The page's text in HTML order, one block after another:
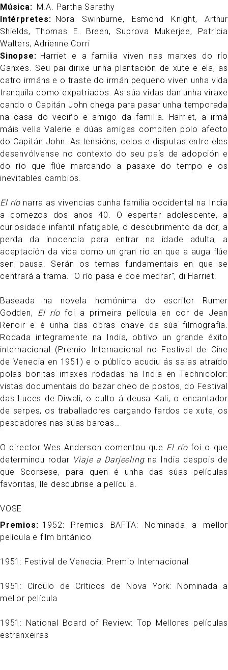
Música
M.A. Partha Sarathy
Intérpretes
Nora Swinburne, Esmond Knight, Arthur
Shields, Thomas E. Breen, Suprova Mukerjee, Patricia
Walters, Adrienne Corri
Sinopse
Harriet e a familia viven nas marxes do río
Ganxes. Seu pai dirixe unha plantación de xute e ela, as
catro irmáns e o traste do irmán pequeno viven unha vida
tranquila como expatriados. As súa vidas dan unha viraxe
cando o Capitán John chega para pasar unha temporada
na casa do veciño e amigo da familia. Harriet, a irmá
máis vella Valerie e dúas amigas compiten polo afecto
do Capitán John. As tensións, celos e disputas entre eles
desenvólvense no contexto do seu país de adopción e
do río que flúe marcando a pasaxe do tempo e os
inevitables cambios.
El río narra as vivencias dunha familia occidental na India
a comezos dos anos 40. O espertar adolescente, a
curiosidade infantil infatigable, o descubrimento da dor, a
perda da inocencia para entrar na idade adulta, a
aceptación da vida como un gran río en que a auga flúe
sen pausa. Serán os temas fundamentais en que se
centrará a trama. "O río pasa e doe medrar", di Harriet.
Baseada na novela homónima do escritor Rumer
Godden, El ríofoi a primeira película en cor de Jean
Renoir e é unha das obras chave da súa filmografía.
Rodada integramente na India, obtivo un grande éxito
internacional (Premio Internacional no Festival de Cine
de Venecia en 1951) e o público acudiu ás salas atraído
polas bonitas imaxes rodadas na India en Technicolor:
vistas documentais do bazar cheo de postos, do Festival
das Luces de Diwali, o culto á deusa Kali, o encantador
de serpes, os traballadores cargando fardos de xute, os
pescadores nas súas barcas…
O director Wes Anderson comentou que El ríofoi o que
determinou rodar Viaje a Darjeelingna India despois de
que Scorsese, para quen é unha das súas películas
favoritas, lle descubrise a película.
VOSE
Premios
1952: Premios BAFTA: Nominada a mellor
película e film británico
1951: Festival de Venecia: Premio Internacional
1951: Círculo de Críticos de Nova York: Nominada a
mellor película
1951: National Board of Review: Top Mellores películas
estranxeiras